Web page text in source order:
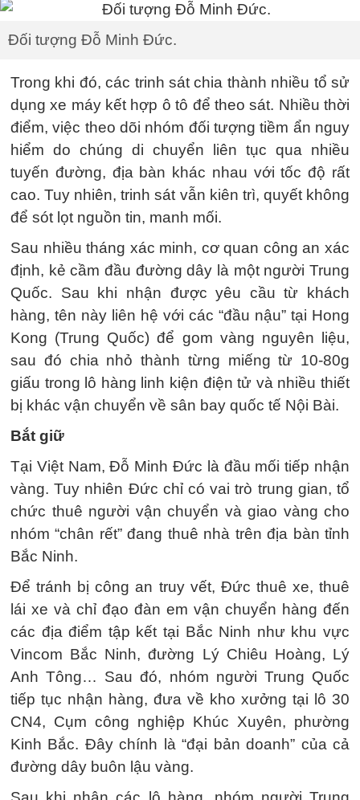
Đối tượng Đỗ Minh Đức.
Trong khi đó, các trinh sát chia thành nhiều tổ sử
dụng xe máy kết hợp ô tô để theo sát. Nhiều thời
điểm, việc theo dõi nhóm đối tượng tiềm ẩn nguy
hiểm do chúng di chuyển liên tục qua nhiều
tuyến đường, địa bàn khác nhau với tốc độ rất
cao. Tuy nhiên, trinh sát vẫn kiên trì, quyết không
để sót lọt nguồn tin, manh mối.
Sau nhiều tháng xác minh, cơ quan công an xác
định, kẻ cầm đầu đường dây là một người Trung
Quốc. Sau khi nhận được yêu cầu từ khách
hàng, tên này liên hệ với các “đầu nậu” tại Hong
Kong (Trung Quốc) để gom vàng nguyên liệu,
sau đó chia nhỏ thành từng miếng từ 10-80g
giấu trong lô hàng linh kiện điện tử và nhiều thiết
bị khác vận chuyển về sân bay quốc tế Nội Bài.
Bắt giữ
Tại Việt Nam, Đỗ Minh Đức là đầu mối tiếp nhận
vàng. Tuy nhiên Đức chỉ có vai trò trung gian, tổ
chức thuê người vận chuyển và giao vàng cho
nhóm “chân rết” đang thuê nhà trên địa bàn tỉnh
Bắc Ninh.
Để tránh bị công an truy vết, Đức thuê xe, thuê
lái xe và chỉ đạo đàn em vận chuyển hàng đến
các địa điểm tập kết tại Bắc Ninh như khu vực
Vincom Bắc Ninh, đường Lý Chiêu Hoàng, Lý
Anh Tông… Sau đó, nhóm người Trung Quốc
tiếp tục nhận hàng, đưa về kho xưởng tại lô 30
CN4, Cụm công nghiệp Khúc Xuyên, phường
Kinh Bắc. Đây chính là “đại bản doanh” của cả
đường dây buôn lậu vàng.